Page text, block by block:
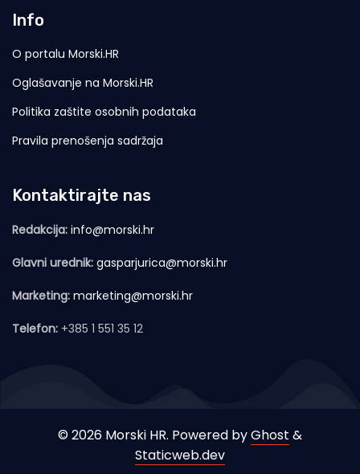
Info
O portalu Morski.HR
Oglašavanje na Morski.HR
Politika zaštite osobnih podataka
Pravila prenošenja sadržaja
Kontaktirajte nas
Redakcija: info@morski.hr
Glavni urednik: gasparjurica@morski.hr
Marketing: marketing@morski.hr
Telefon: +385 1 551 35 12
© 2026 Morski HR. Powered byGhost &
Staticweb.dev